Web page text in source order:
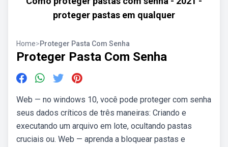
proteger pastas em qualquer
Home>Proteger Pasta Com Senha
Proteger Pasta Com Senha
Web — no windows 10, você pode proteger com senha
seus dados críticos de três maneiras: Criando e
executando um arquivo em lote, ocultando pastas
cruciais ou. Web — aprenda a bloquear pastas e